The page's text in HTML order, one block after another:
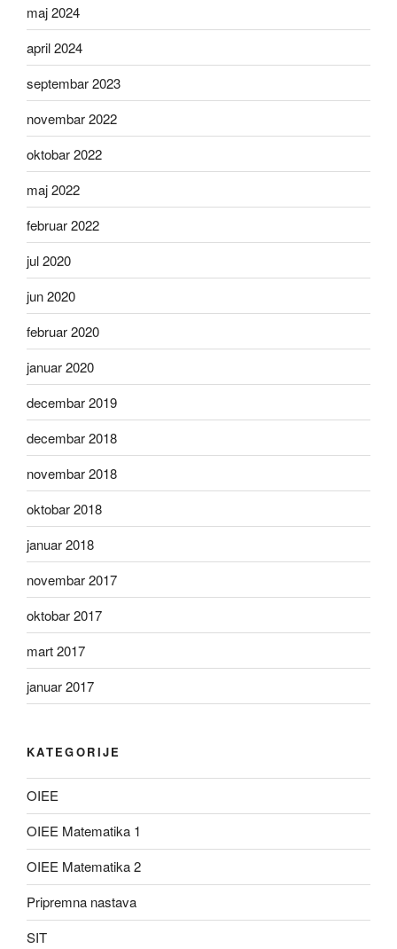
maj 2024
april 2024
septembar 2023
novembar 2022
oktobar 2022
maj 2022
februar 2022
jul 2020
jun 2020
februar 2020
januar 2020
decembar 2019
decembar 2018
novembar 2018
oktobar 2018
januar 2018
novembar 2017
oktobar 2017
mart 2017
januar 2017
KATEGORIJE
OIEE
OIEE Matematika 1
OIEE Matematika 2
Pripremna nastava
SIT